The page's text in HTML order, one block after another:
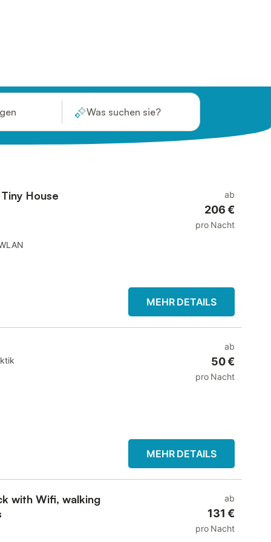
Was suchen sie?
House ab
206 €
pro Nacht
MEHR DETAILS
ab
50 €
pro Nacht
MEHR DETAILS
with Wifi, walking
ab
131 €
pro Nacht